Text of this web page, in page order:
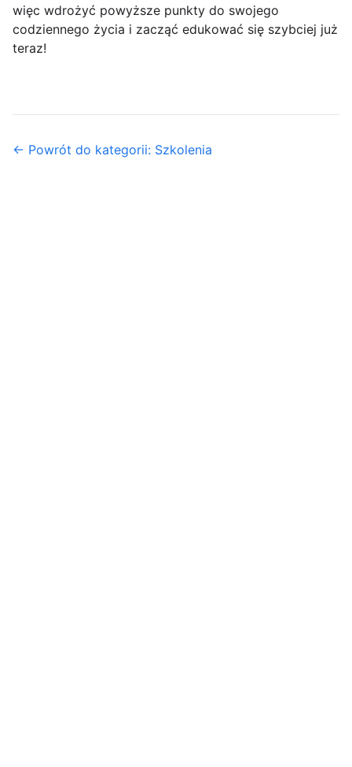
więc wdrożyć powyższe punkty do swojego
codziennego życia i zacząć edukować się szybciej już
teraz!
← Powrót do kategorii: Szkolenia